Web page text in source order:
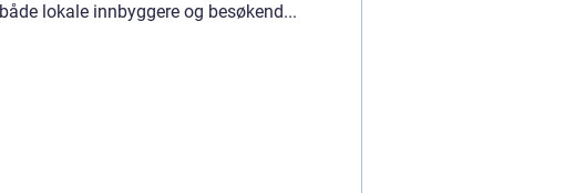
lokale innbyggere og besøkend...